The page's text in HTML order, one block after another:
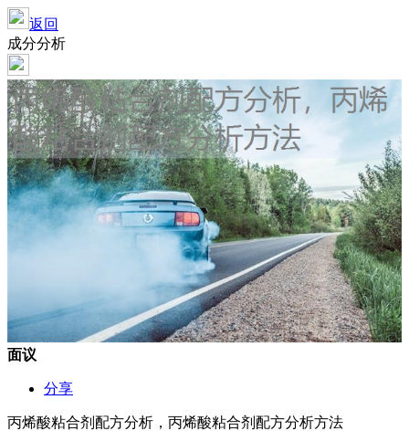
返回
成分分析
面议
分享
丙烯酸粘合剂配方分析，丙烯酸粘合剂配方分析方法